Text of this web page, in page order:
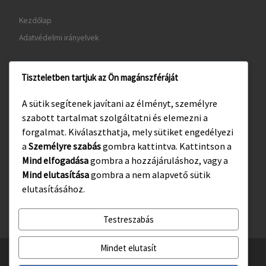
Kezdőlap
Adatvédelmi irányelvek
www.visitgyula.com
www.gyulakult.hu
Facebook Instagram
© 2026Gyulasport Nonprofit Kft.– All rights reserved
Tiszteletben tartjuk az Ön magánszféráját
A sütik segítenek javítani az élményt, személyre
szabott tartalmat szolgáltatni és elemezni a
forgalmat. Kiválaszthatja, mely sütiket engedélyezi
a Személyre szabásgombra kattintva. Kattintson a
Mind elfogadásagombra a hozzájáruláshoz, vagy a
Mind elutasításagombra a nem alapvető sütik
elutasításához.
Testreszabás
Mindet elutasít